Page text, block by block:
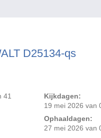
D25134-qs
41
Kijkdagen:
19 mei 2026 van
Ophaaldagen:
27 mei 2026 van